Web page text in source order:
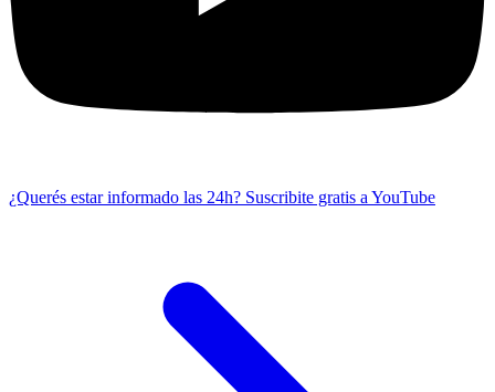
¿Querés estar informado las 24h? Suscribite gratis a YouTube